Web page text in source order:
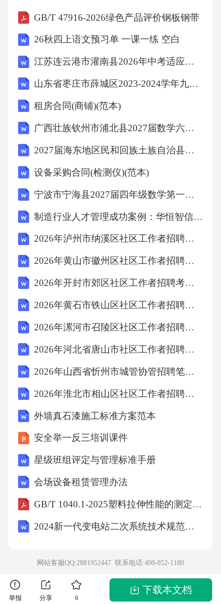
GB/T 47916-2026绿色产品评价钢板钢带
26秋四上语文预习单 一课一练 空白
江苏连云港市灌南县2026年中考适应性考试（二）八年级生物试题(文字版含答案)
山东省枣庄市薛城区2023-2024学年九年级上学期期末考试历史试题（文字版含答案）
租房合同(商铺)(范本)
广西壮族钦州市浦北县2027届数学六上期末质量检测试题含解析
2027届海东地区民和回族土族自治县四上数学期末复习检测模拟试题含解析
设备采购合同(检测仪)(范本)
宁波市宁海县2027届四年级数学第一学期期末复习检测模拟试题含解析
制造行业人才管理成功案例：华恒智信破解薪资竞争力不足
2026年泸州市纳溪区社区工作者招聘考试备考题库及答案解析
2026年黄山市徽州区社区工作者招聘笔试模拟试题及答案解析
2026年开封市郊区社区工作者招聘考试参考题库及答案解析
2026年黄石市铁山区社区工作者招聘考试备考题库及答案解析
2026年漯河市召陵区社区工作者招聘笔试模拟试题及答案解析
2026年河北省唐山市社区工作者招聘考试模拟试题及答案解析
2026年山西省忻州市城管协管招聘笔试备考题库及答案解析
2026年淮北市相山区社区工作者招聘笔试模拟试题及答案解析
外墙真石漆施工标准方案范本
安全举一反三培训课件
星级班组评定与管理标准手册
会场设备租赁管理办法
GB/T 1040.1-2025塑料拉伸性能的测定第1部分：总则
2024新一代变电站二次系统技术规范第1部分：数据通信网关机
网站客服QQ:2881952447 联系电话:400-852-1180
举报 分享 0
下载本文档